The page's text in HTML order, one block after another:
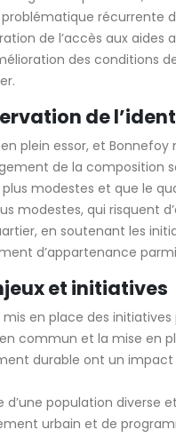
récurrente
de l’accès aux
des
de
essor, et
de la composition
modestes et que le
modestes, qui
en soutenant les
d’appartenance
et initiatives
en place des
commun et la mise
durable ont un
population
urbain et de